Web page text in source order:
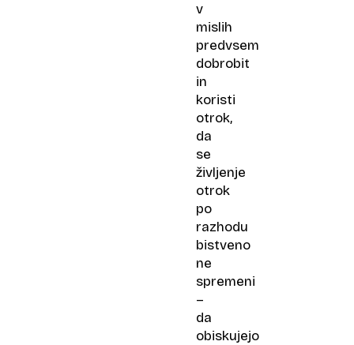
v
mislih
predvsem
dobrobit
in
koristi
otrok,
da
se
življenje
otrok
po
razhodu
bistveno
ne
spremeni
–
da
obiskujejo